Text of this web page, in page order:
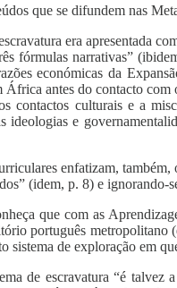
que se difundem nas
era apresentada
fórmulas narrativas”
económicas da
África antes do contacto
contactos culturais e a
ideologias e
enfatizam,
(idem, p. 8) e
que com as
português
de exploração em
de escravatura “é talvez